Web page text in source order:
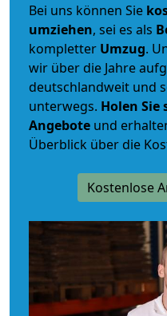
Bei uns können Sie
umziehen, sei es als
kompletter Umzug.
wir über die Jahre
deutschlandweit und
unterwegs. Holen
Angebote und
Überblick über die
Kostenlose